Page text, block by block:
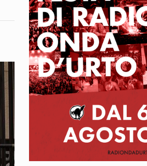
කිරීම සඳහා සකස් කර ඇති විසිදෙවන…
දෙසැම්බර්…
තිබේ. ඒ…
නකතාවක්…
සිටින ලෙස තමාට දැනුම් දුන්…
මුරුගානන්දන් යාපනයේදී අතුරුදන්…
සියලු ප්‍රශ්නවලට තනි…